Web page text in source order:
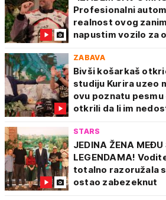
Profesionalni
realnost ovog
napustim vozilo za
ZABAVA
Bivši košarkaš
studiju Kurira uzeo
ovu poznatu
otkrili da li im
STARS
JEDINA ŽENA MEĐU
LEGENDAMA!
totalno razoružala
ostao zabezeknut